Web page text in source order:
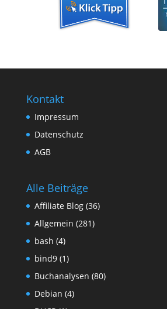
Kontakt
Impressum
Datenschutz
AGB
Alle Beiträge
Affiliate Blog(36)
Allgemein (281)
bash (4)
bind9(1)
Buchanalysen (80)
Debian (4)